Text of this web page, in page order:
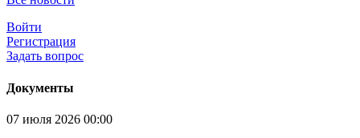
Войти
Регистрация
Задать вопрос
Документы
07 июля 2026 00:00